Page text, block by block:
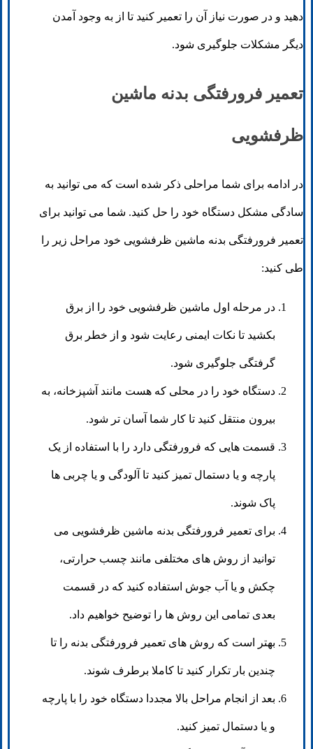
دهید و در صورت نیاز آن را تعمیر کنید تا از به وجود آمدن
دیگر مشکلات جلوگیری شود.
تعمیر فرورفتگی بدنه ماشین
ظرفشویی
در ادامه برای شما مراحلی ذکر شده است که می توانید به
سادگی مشکل دستگاه خود را حل کنید. شما می توانید برای
تعمیر فرورفتگی بدنه ماشین ظرفشویی خود مراحل زیر را
طی کنید:
در مرحله اول ماشین ظرفشویی خود را از برق
بکشید تا نکات ایمنی رعایت شود و از خطر برق
گرفتگی جلوگیری شود.
دستگاه خود را در محلی که هست مانند آشپزخانه، به
بیرون منتقل کنید تا کار شما آسان تر شود.
قسمت هایی که فرورفتگی دارد را با استفاده از یک
پارچه و یا دستمال تمیز کنید تا آلودگی و یا چربی ها
پاک شوند.
برای تعمیر فرورفتگی بدنه ماشین ظرفشویی می
توانید از روش های مختلفی مانند چسب حرارتی،
چکش و یا آب جوش استفاده کنید که در قسمت
بعدی تمامی این روش ها را توضیح خواهیم داد.
بهتر است که روش های تعمیر فرورفتگی بدنه را تا
چندین بار تکرار کنید تا کاملا برطرف شوند.
بعد از انجام مراحل بالا مجددا دستگاه خود را با پارچه
و یا دستمال تمیز کنید.